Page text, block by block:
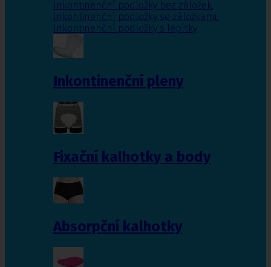
Inkontinenční podložky bez záložek,
Inkontinenční podložky se záložkami,
Inkontinenční podložky s lepítky
Inkontinenční pleny
Fixační kalhotky a body
Absorpční kalhotky